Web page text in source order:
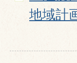
地域計